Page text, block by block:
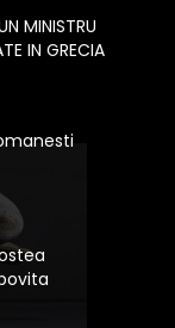
MINISTRU
IN GRECIA